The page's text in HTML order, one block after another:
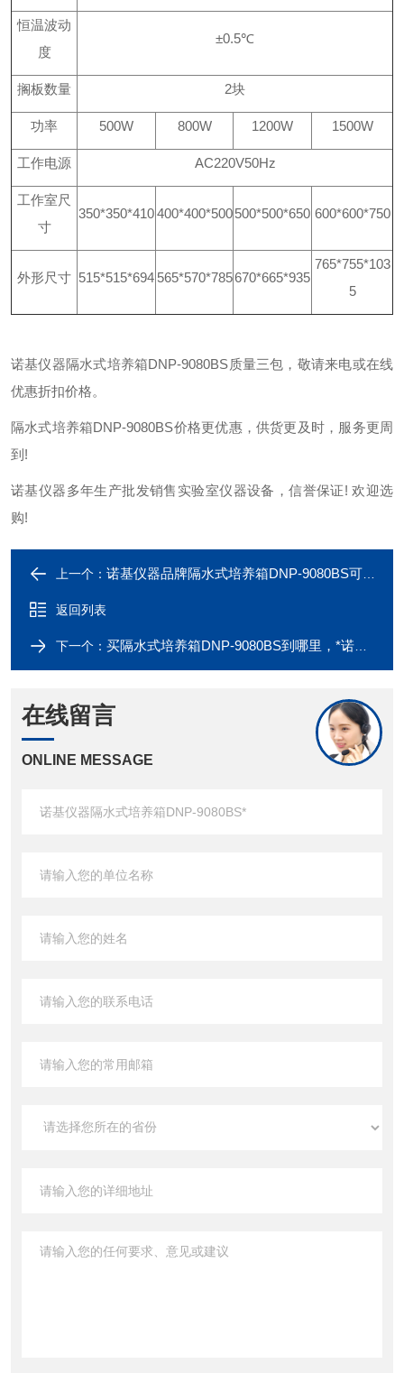
恒温波动
度
±0.5℃
搁板数量 2块
功率 500W 800W 1200W 1500W
工作电源 AC220V50Hz
工作室尺
寸
350*350*410400*400*500 500*500*650 600*600*750
外形尺寸 515*515*694 565*570*785670*665*935
765*755*103
5
诺基仪器隔水式培养箱DNP-9080BS质量三包，敬请来电或在线
优惠折扣价格。
隔水式培养箱DNP-9080BS价格更优惠，供货更及时，服务更周
到!
诺基仪器多年生产批发销售实验室仪器设备，信誉保证! 欢迎选
购!
上一个： 诺基仪器品牌隔水式培养箱DNP-9080BS可比进口产品
返回列表
下一个： 买隔水式培养箱DNP-9080BS到哪里，*诺基仪器
在线留言
ONLINE MESSAGE